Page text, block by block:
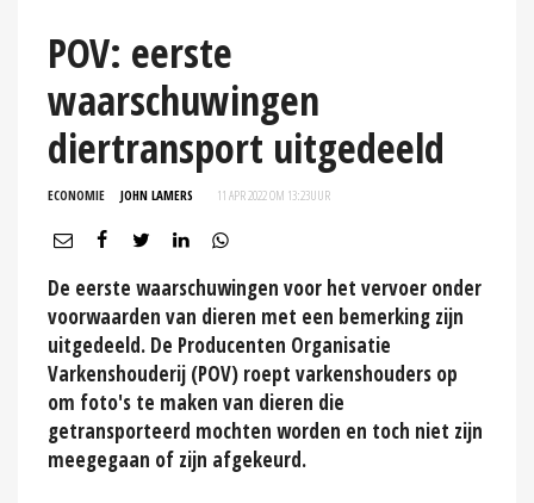
POV: eerste
waarschuwingen
diertransport uitgedeeld
ECONOMIE JOHN LAMERS 11 APR 2022 OM 13:23UUR
De eerste waarschuwingen voor het vervoer onder
voorwaarden van dieren met een bemerking zijn
uitgedeeld. De Producenten Organisatie
Varkenshouderij (POV) roept varkenshouders op
om foto's te maken van dieren die
getransporteerd mochten worden en toch niet zijn
meegegaan of zijn afgekeurd.